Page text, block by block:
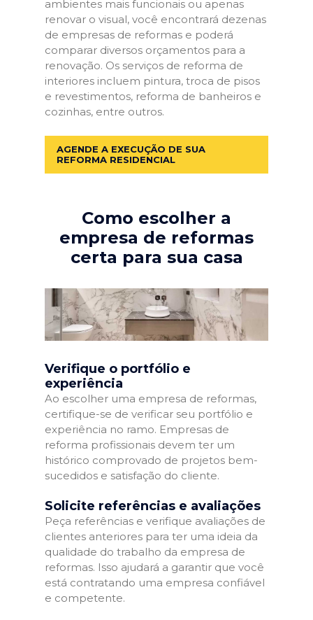
ambientes mais funcionais ou apenas
renovar o visual, você encontrará dezenas
de empresas de reformas e poderá
comparar diversos orçamentos para a
renovação. Os serviços de reforma de
interiores incluem pintura, troca de pisos
e revestimentos, reforma de banheiros e
cozinhas, entre outros.
AGENDE A EXECUÇÃO DE SUA
REFORMA RESIDENCIAL
Como escolher a
empresa de reformas
certa para sua casa
Verifique o portfólio e
experiência
Ao escolher uma empresa de reformas,
certifique-se de verificar seu portfólio e
experiência no ramo. Empresas de
reforma profissionais devem ter um
histórico comprovado de projetos bem-
sucedidos e satisfação do cliente.
Solicite referências e avaliações
Peça referências e verifique avaliações de
clientes anteriores para ter uma ideia da
qualidade do trabalho da empresa de
reformas. Isso ajudará a garantir que você
está contratando uma empresa confiável
e competente.